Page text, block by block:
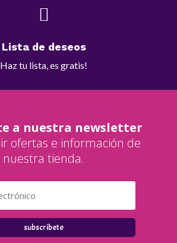

Lista de deseos
Haz tu lista, es gratis!
a nuestra newsletter
ofertas e información de
nuestra tienda.
subscribete